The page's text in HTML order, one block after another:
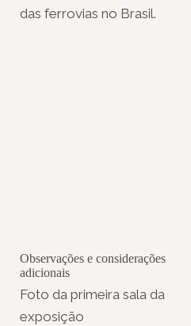
das ferrovias no Brasil.
Observações e considerações
adicionais
Foto da primeira sala da
exposição